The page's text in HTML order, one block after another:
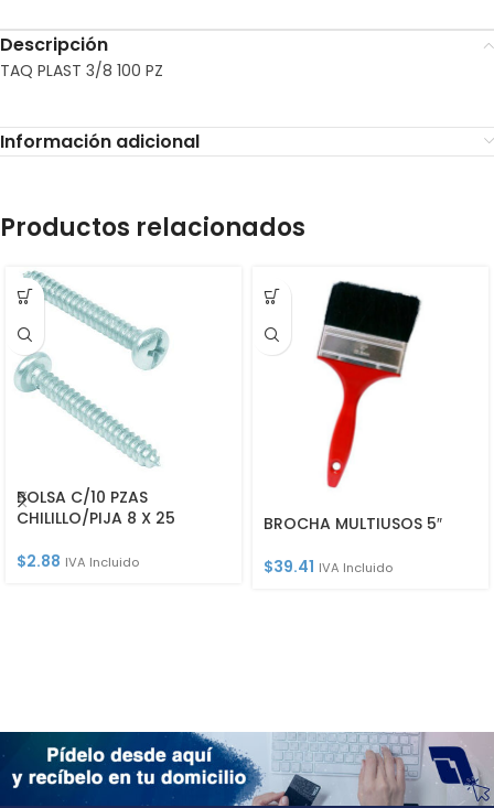
Descripción
TAQ PLAST 3/8 100 PZ
Información adicional
Productos relacionados
BOLSA C/10 PZAS
CHILILLO/PIJA 8 X 25
$2.88 IVA Incluido
BROCHA MULTIUSOS 5″
$39.41 IVA Incluido